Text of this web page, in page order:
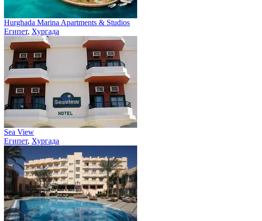
Hurghada Marina Apartments & Studios
Египет, Хургада
Sea View
Египет, Хургада